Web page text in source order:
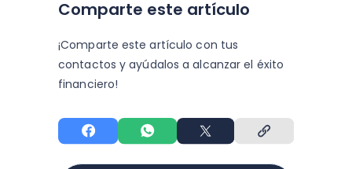
Comparte este artículo
¡Comparte este artículo con tus
contactos y ayúdalos a alcanzar el éxito
financiero!